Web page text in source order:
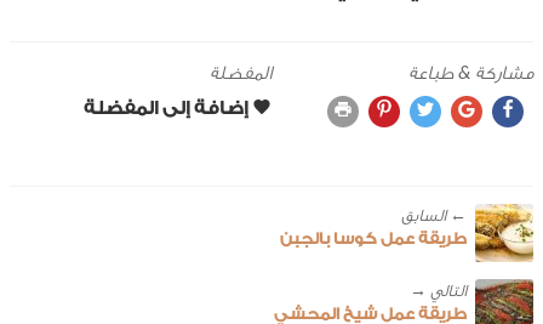
مشاركة & طباعة المفضلة
← ‎السابق
طريقة عمل كوسا بالجبن
طريقة عمل شيخ المحشي